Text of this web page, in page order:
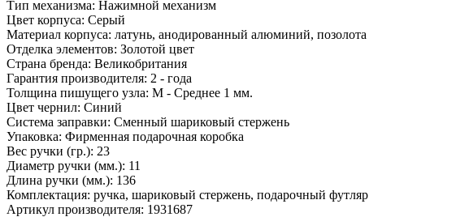
Тип механизма: Нажимной механизм
Цвет корпуса: Серый
Материал корпуса: латунь, анодированный алюминий, позолота
Отделка элементов: Золотой цвет
Страна бренда: Великобритания
Гарантия производителя: 2 - года
Толщина пишущего узла: M - Среднее 1 мм.
Цвет чернил: Синий
Система заправки: Сменный шариковый стержень
Упаковка: Фирменная подарочная коробка
Вес ручки (гр.): 23
Диаметр ручки (мм.): 11
Длина ручки (мм.): 136
Комплектация: ручка, шариковый стержень, подарочный футляр
Артикул производителя: 1931687